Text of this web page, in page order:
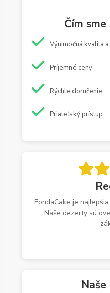
Čím
Výnimočná kvalita
Príjemné ceny
Rýchle doručenie
Priateľský prístup
FondaCake je
Naše dezerty sú
Naše